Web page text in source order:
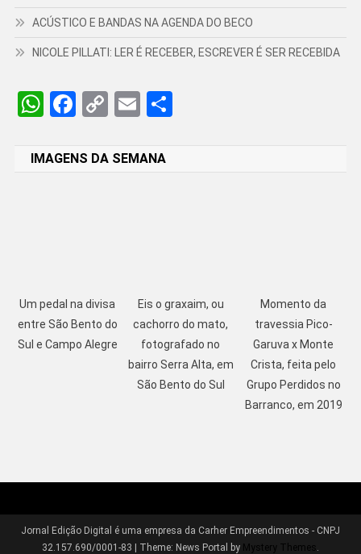
ACÚSTICO E BANDAS NA AGENDA DO BECO
NICOLE PILLATI: LER É RECEBER, ESCREVER É SER RECEBIDA
WhatsApp
Facebook
CopyEmailShare
IMAGENS DA SEMANA
Um pedal na divisa
entre São Bento do
Sul e Campo Alegre
Eis o graxaim, ou
cachorro do mato,
fotografado no
bairro Serra Alta, em
São Bento do Sul
Momento da
travessia Pico-
Garuva x Monte
Crista, feita pelo
Grupo Perdidos no
Barranco, em 2019
Jornal Edição Digital é uma empresa da Carher Empreendimentos - CNPJ
32.157.690/0001-83 | Theme: News Portal by Mystery Themes .